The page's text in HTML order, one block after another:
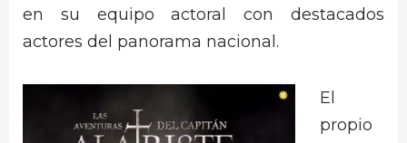
en su equipo actoral con destacados
actores del panorama nacional.
El
propio